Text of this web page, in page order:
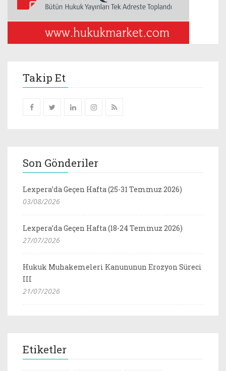
Takip Et
Son Gönderiler
Lexpera’da Geçen Hafta (25-31 Temmuz 2026)
03/08/2026
Lexpera’da Geçen Hafta (18-24 Temmuz 2026)
27/07/2026
Hukuk Muhakemeleri Kanununun Erozyon Süreci
III
21/07/2026
Etiketler